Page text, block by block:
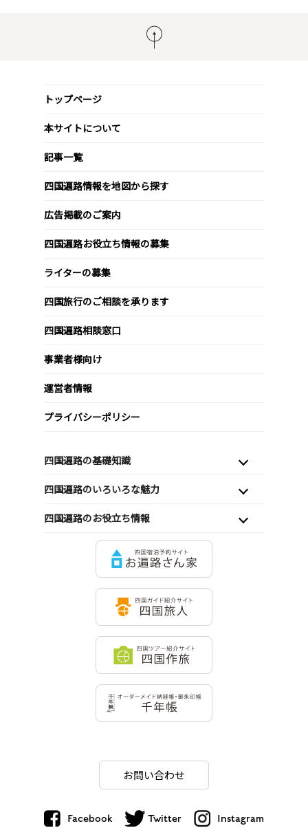
トップページ
本サイトについて
記事一覧
四国遍路情報を地図から探す
広告掲載のご案内
四国遍路お役立ち情報の募集
ライターの募集
四国旅行のご相談を承ります
四国遍路相談窓口
事業者様向け
運営者情報
プライバシーポリシー
四国遍路の基礎知識
四国遍路のいろいろな魅力
四国遍路のお役立ち情報
お問い合わせ
Facebook Twitter Instagram